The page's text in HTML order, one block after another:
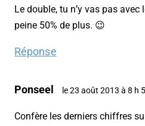
Le double, tu n’y vas pas avec
peine 50% de plus. 😉
Réponse
Ponseel le 23 août 2013 à 8 h
Confère les derniers chiffres